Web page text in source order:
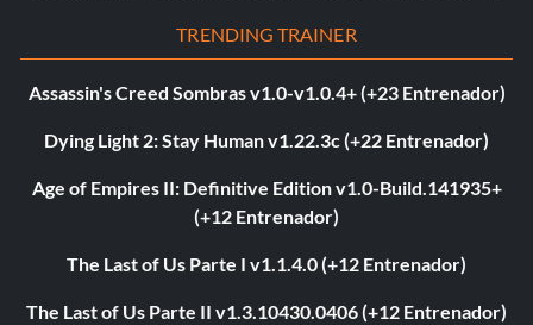
TRENDING TRAINER
Assassin's Creed Sombras v1.0-v1.0.4+ (+23 Entrenador)
Dying Light 2: Stay Human v1.22.3c (+22 Entrenador)
Age of Empires II: Definitive Edition v1.0-Build.141935+
(+12 Entrenador)
The Last of Us Parte I v1.1.4.0 (+12 Entrenador)
The Last of Us Parte II v1.3.10430.0406 (+12 Entrenador)